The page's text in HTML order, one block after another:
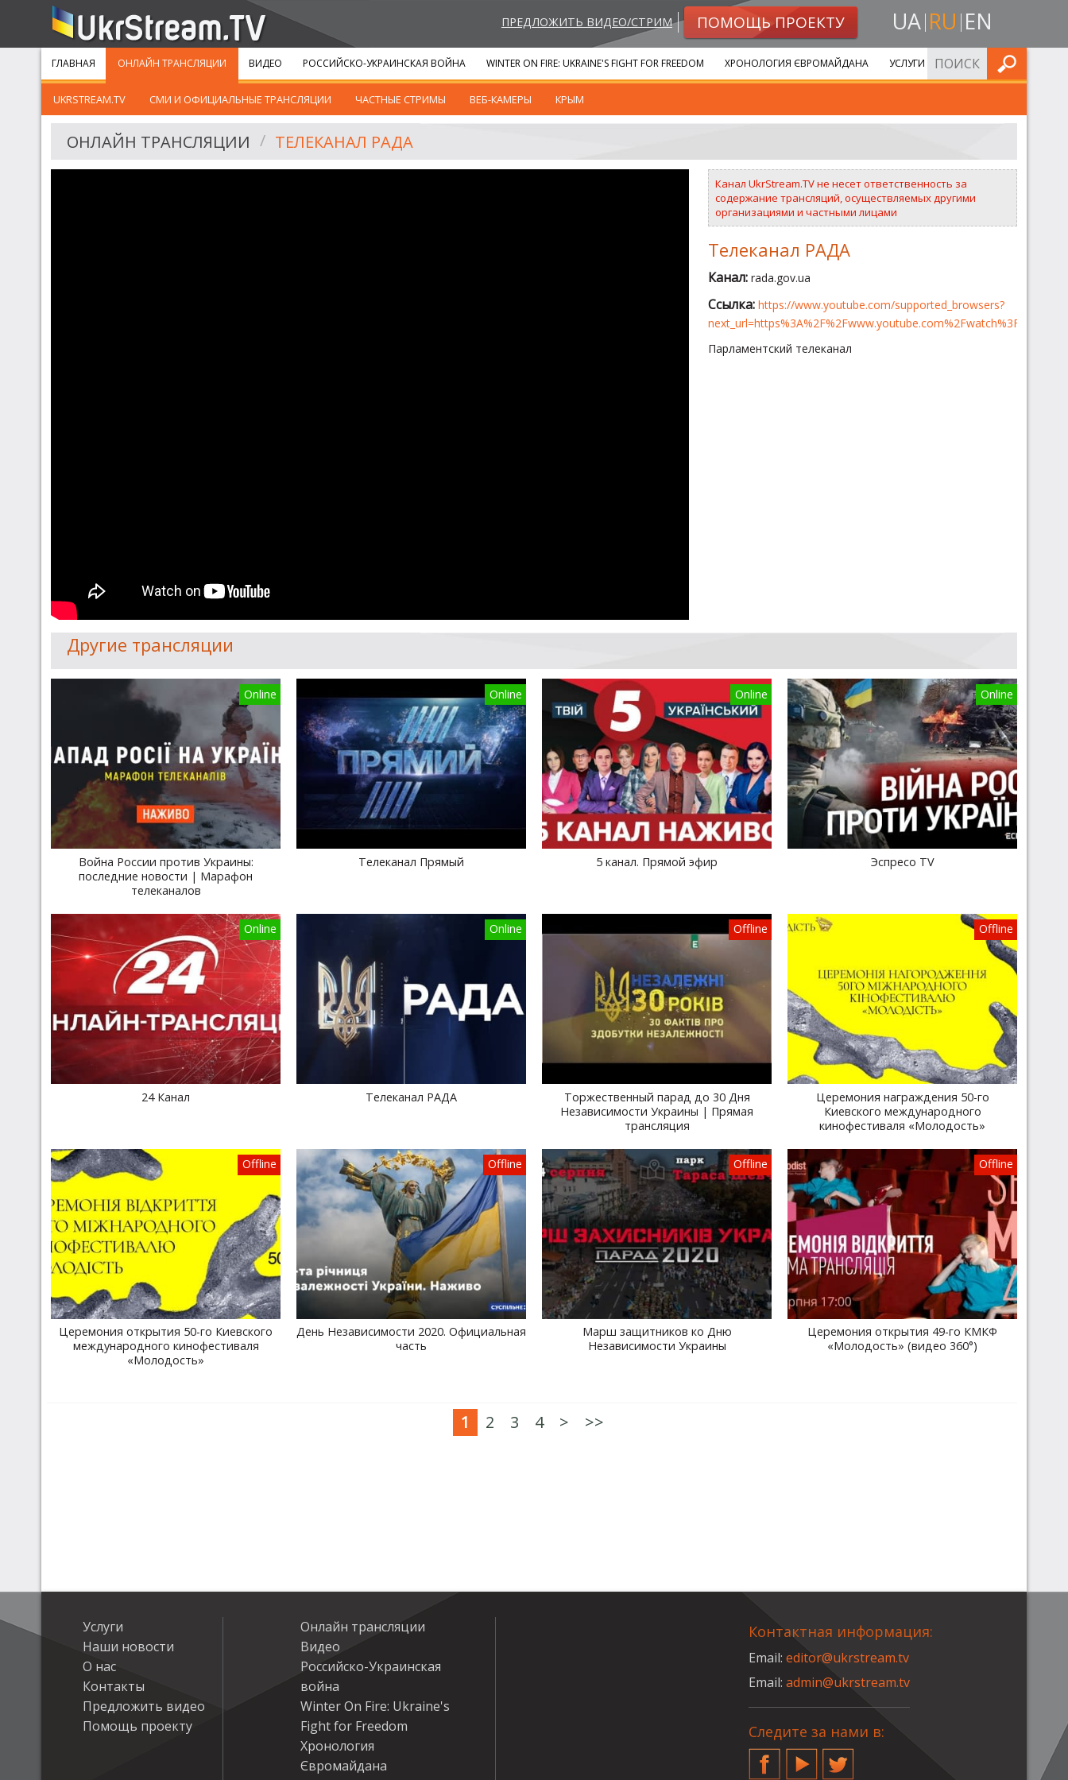
ПРЕДЛОЖИТЬ ВИДЕО/СТРИМ ПОМОЩЬ ПРОЕКТУ UA RU EN
ГЛАВНАЯ ОНЛАЙН ТРАНСЛЯЦИИ
UKRSTREAM.TV СМИ И ОФИЦИАЛЬНЫЕ ТРАНСЛЯЦИИ ЧАСТНЫЕ СТРИМЫ ВЕБ-КАМЕРЫ КРЫМ
ВИДЕО РОССИЙСКО-УКРАИНСКАЯ ВОЙНА WINTER ON FIRE: UKRAINE'S FIGHT FOR FREEDOM ХРОНОЛОГИЯ ЄВРОМАЙДАНА УСЛУГИ ИСКАТЬ
ОНЛАЙН ТРАНСЛЯЦИИ ТЕЛЕКАНАЛ РАДА
Канал UkrStream.TV не несет ответственность за
содержание трансляций, осуществляемых другими
организациями и частными лицами
Телеканал РАДА
Канал: rada.gov.ua
Ссылка: https://www.youtube.com/supported_browsers?
Парламентский телеканал
Другие трансляции
Online
Война России против Украины:
последние новости | Марафон
телеканалов
Online
Телеканал Прямый
Online
5 канал. Прямой эфир
Online
Эспресо TV
Online
24 Канал
Online
Телеканал РАДА
Offline
Торжественный парад до 30 Дня
Независимости Украины | Прямая
трансляция
Offline
Церемония награждения 50-го
Киевского международного
кинофестиваля «Молодость»
Offline
Церемония открытия 50-го Киевского
международного кинофестиваля
«Молодость»
Offline
День Независимости 2020. Официальная
часть
Offline
Марш защитников ко Дню
Независимости Украины
Offline
Церемония открытия 49-го КМКФ
«Молодость» (видео 360°)
1 2 3 4 > >>
Услуги
Наши новости
О нас
Контакты
Предложить видео
Помощь проекту
Онлайн трансляции
Видео
Российско-Украинская
война
Winter On Fire: Ukraine's
Fight for Freedom
Хронология
Євромайдана
Контактная информация:
Email:editor@ukrstream.tv
Email:admin@ukrstream.tv
Следите за нами в:
FacebookYouTubeTwitter